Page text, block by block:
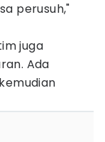
perusuh,"
juga
Ada